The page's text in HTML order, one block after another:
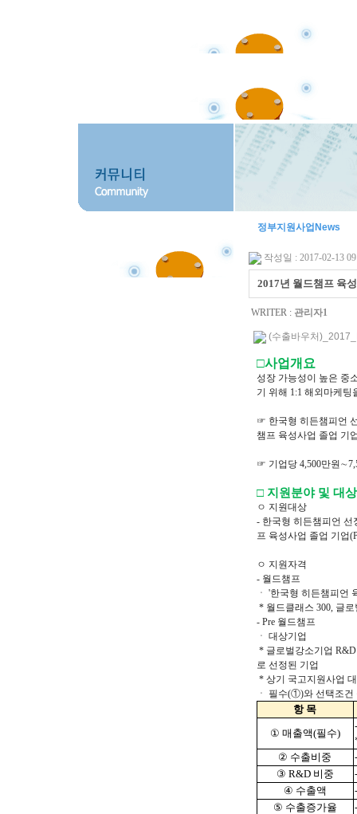
정부지원사업News
작성일 : 2017-02-13
2017년 월드챔프 육
WRITER : 관리자1
(수출바우처
□사업개요
성장 가능성이 높은 중
기 위해 1:1 해외마케
☞ 한국형 히든챔피언
챔프 육성사업 졸업 기
☞ 기업당 4,500만원
□ 지원분야 및 대상
ㅇ 지원대상
- 한국형 히든챔피언 선
프 육성사업 졸업 기업
ㅇ 지원자격
- 월드챔프
ㆍ '한국형 히든챔피언
* 월드클래스 300, 글
- Pre 월드챔프
ㆍ 대상기업
* 글로벌강소기업
로 선정된 기업
* 상기 국고지원사업
ㆍ 필수(①)와 선택조
항 목
① 매출액(필수)
② 수출비중
③ R&D 비중
④ 수출액
⑤ 수출증가율